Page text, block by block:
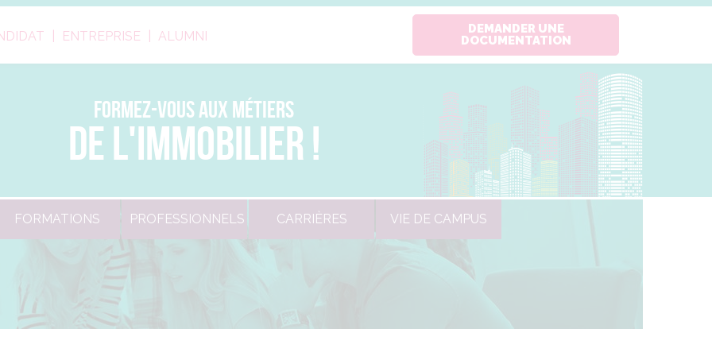
ENTREPRISE ALUMNI
DEMANDER UNE
DOCUMENTATION
FORMEZ-VOUS AUX MÉTIERS
DE L'IMMOBILIER !
FORMATIONS PROFESSIONNELS CARRIÈRES VIE DE CAMPUS